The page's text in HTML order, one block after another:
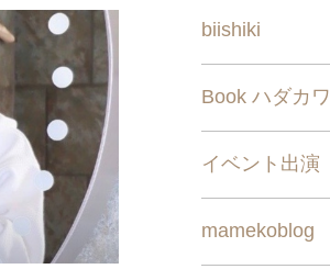
biishiki
Book ハダカワ
イベント出演
mamekoblog